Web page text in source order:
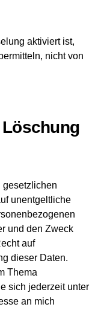
aktiviert ist,
nicht von
gesetzlichen
unentgeltliche
und den Zweck
auf
dieser Daten.
Thema
sich jederzeit unter
an mich